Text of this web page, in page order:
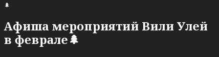
🌲
Афиша мероприятий Вили Улей
в феврале🌲